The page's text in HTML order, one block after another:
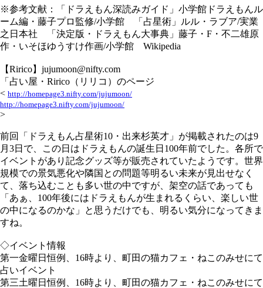
※参考文献：「ドラえもん深読みガイド」小学館ドラえもんル
ーム編・藤子プロ監修/小学館 「占星術」ルル・ラブア/実業
之日本社 「決定版・ドラえもん大事典」藤子・F・不二雄原
作・いそほゆうすけ作画/小学館 Wikipedia
【Ririco】jujumoon@nifty.com
「占い屋・Ririco（リリコ）のページ
< http://homepage3.nifty.com/jujumoon/
http://homepage3.nifty.com/jujumoon/
>
前回「ドラえもん占星術10・出来杉英才」が掲載されたのは9
月3日で、この日はドラえもんの誕生日100年前でした。各所で
イベントがあり記念グッズ等が販売されていたようです。世界
規模での景気悪化や隣国との問題等明るい未来が見出せなく
て、落ち込むことも多い世の中ですが、架空の話であっても
「あぁ、100年後にはドラえもんが生まれるくらい、楽しい世
の中になるのかな」と思うだけでも、明るい気分になってきま
すね。
◇イベント情報
第一金曜日恒例、16時より、町田の猫カフェ・ねこのみせにて
占いイベント
第三土曜日恒例、16時より、町田の猫カフェ・ねこのみせにて